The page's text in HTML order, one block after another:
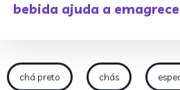
bebida ajuda a
chá preto chás